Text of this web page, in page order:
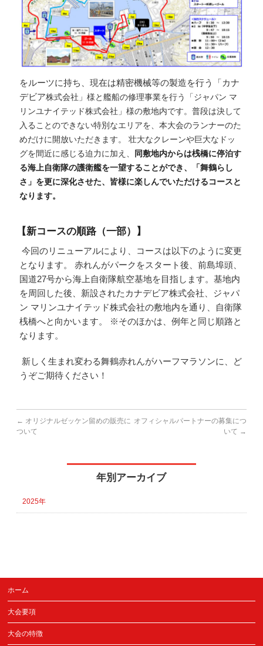
をルーツに持ち、現在は精密機械等の製造を行う「カナ
デビア株式会社 」様と艦船の修理事業を行う「ジャパン マ
リンユナイテッド株式会社」様の敷地内です。普段は決して
入ることのできない特別なエリアを、本大会のランナーのた
めだけに開放いただきます。 壮大なクレーンや巨大なドッ
グを間近に感じる迫力に加え、 同敷地内からは桟橋に停泊す
る海上自衛隊の護衛艦を一望することができ、「舞鶴らし
さ」を更に深化させた、皆様に楽しんでいただけるコースと
なります。
【新コースの順路（一部）】
今回のリニューアルにより、コースは以下のように変更
となります。 赤れんがパークをスタート後、前島埠頭、
国道27号から海上自衛隊航空基地を目指します。基地内
を周回した後、新設されたカナデビア株式会社、ジャパ
ン マリンユナイテッド株式会社の敷地内を通り、自衛隊
桟橋へと向かいます。 ※そのほかは、例年と同じ順路と
なります。
新しく生まれ変わる舞鶴赤れんがハーフマラソンに、ど
うぞご期待ください！
← オリジナルゼッケン留めの販売に
ついて
オフィシャルパートナーの募集につ
いて →
年別アーカイブ
2025年
ホーム
大会要項
大会の特徴